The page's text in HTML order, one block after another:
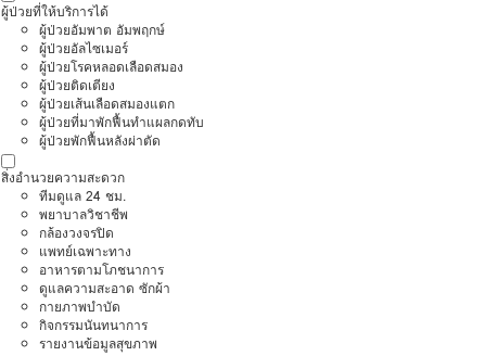
ผู้ป่วยที่ให้บริการได้
ผู้ป่วยอัมพาต อัมพฤกษ์
ผู้ป่วยอัลไซเมอร์
ผู้ป่วยโรคหลอดเลือดสมอง
ผู้ป่วยติดเตียง
ผู้ป่วยเส้นเลือดสมองแตก
ผู้ป่วยที่มาพักฟื้นทำแผลกดทับ
ผู้ป่วยพักฟื้นหลังผ่าตัด
สิ่งอำนวยความสะดวก
ทีมดูแล 24 ชม.
พยาบาลวิชาชีพ
กล้องวงจรปิด
แพทย์เฉพาะทาง
อาหารตามโภชนาการ
ดูแลความสะอาด ซักผ้า
กายภาพบำบัด
กิจกรรมนันทนาการ
รายงานข้อมูลสุขภาพ